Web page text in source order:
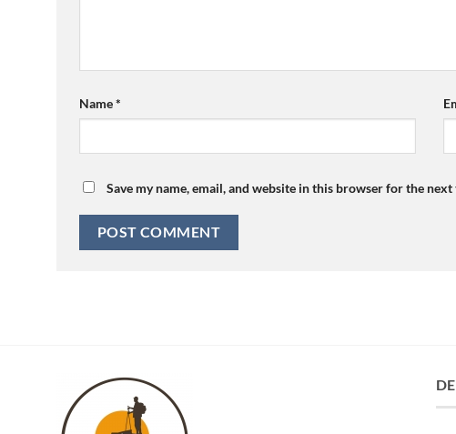
Name*
Save my name, email, and website in this browser for the